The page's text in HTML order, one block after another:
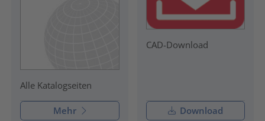
Alle Katalogseiten
Mehr
CAD-Download
Download